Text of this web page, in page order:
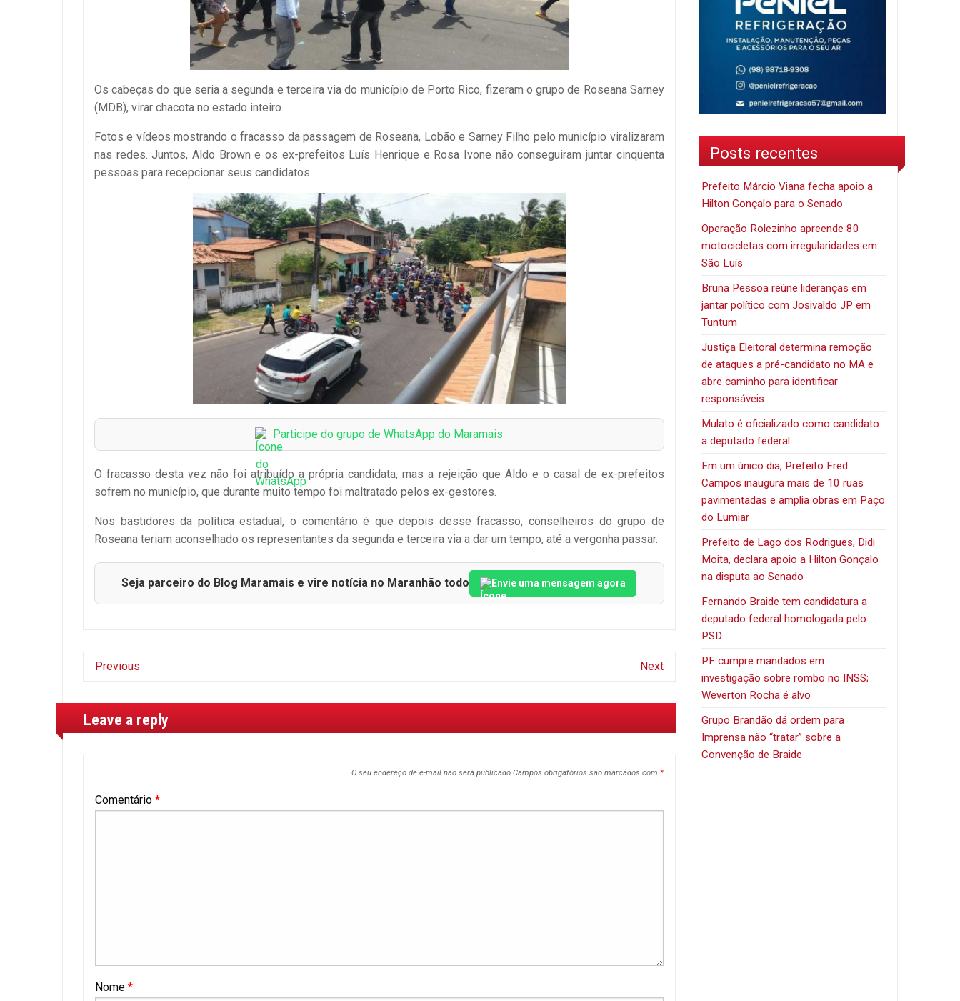
Os cabeças do que seria a segunda e terceira via do município de Porto Rico, fizeram o grupo de Roseana Sarney
(MDB), virar chacota no estado inteiro.
Fotos e vídeos mostrando o fracasso da passagem de Roseana, Lobão e Sarney Filho pelo município viralizaram
nas redes. Juntos, Aldo Brown e os ex-prefeitos Luís Henrique e Rosa Ivone não conseguiram juntar cinqüenta
pessoas para recepcionar seus candidatos.
Participe do grupo de WhatsApp do Maramais
O fracasso desta vez não foi atribuído a própria candidata, mas a rejeição que Aldo e o casal de ex-prefeitos
sofrem no município, que durante muito tempo foi maltratado pelos ex-gestores.
Nos bastidores da política estadual, o comentário é que depois desse fracasso, conselheiros do grupo de
Roseana teriam aconselhado os representantes da segunda e terceira via a dar um tempo, até a vergonha passar.
Seja parceiro do Blog Maramais e vire notícia no Maranhão todo Envie uma mensagem agora
Previous Next
Leave a reply
O seu endereço de e-mail não será publicado.Campos obrigatórios são marcados com *
Comentário *
Nome *
Posts recentes
Prefeito Márcio Viana fecha apoio a
Hilton Gonçalo para o Senado
Operação Rolezinho apreende 80
motocicletas com irregularidades em
São Luís
Bruna Pessoa reúne lideranças em
jantar político com Josivaldo JP em
Tuntum
Justiça Eleitoral determina remoção
de ataques a pré-candidato no MA e
abre caminho para identificar
responsáveis
Mulato é oficializado como candidato
a deputado federal
Em um único dia, Prefeito Fred
Campos inaugura mais de 10 ruas
pavimentadas e amplia obras em Paço
do Lumiar
Prefeito de Lago dos Rodrigues, Didi
Moita, declara apoio a Hilton Gonçalo
na disputa ao Senado
Fernando Braide tem candidatura a
deputado federal homologada pelo
PSD
PF cumpre mandados em
investigação sobre rombo no INSS;
Weverton Rocha é alvo
Grupo Brandão dá ordem para
Imprensa não “tratar” sobre a
Convenção de Braide